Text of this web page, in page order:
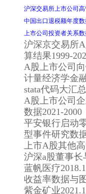
沪深交易所上市公司
中国出口退税额年度数
上市公司投资者关系数
沪深京交易所
算结果1999-
A股上市公司
计量经济学金
stata代码大汇
A股上市公司
数据2021-
平安银行启动
型事件研究数
上市A股其他
沪深a股董事长
蓝帆医疗
收益率数据与
紫金矿业